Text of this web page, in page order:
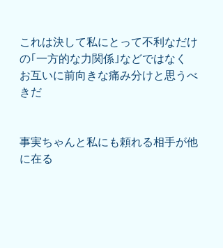
これは決して私にとって不利なだけ
の｢一方的な力関係｣などではなく
お互いに前向きな痛み分けと思うべ
きだ
事実ちゃんと私にも頼れる相手が他
に在る